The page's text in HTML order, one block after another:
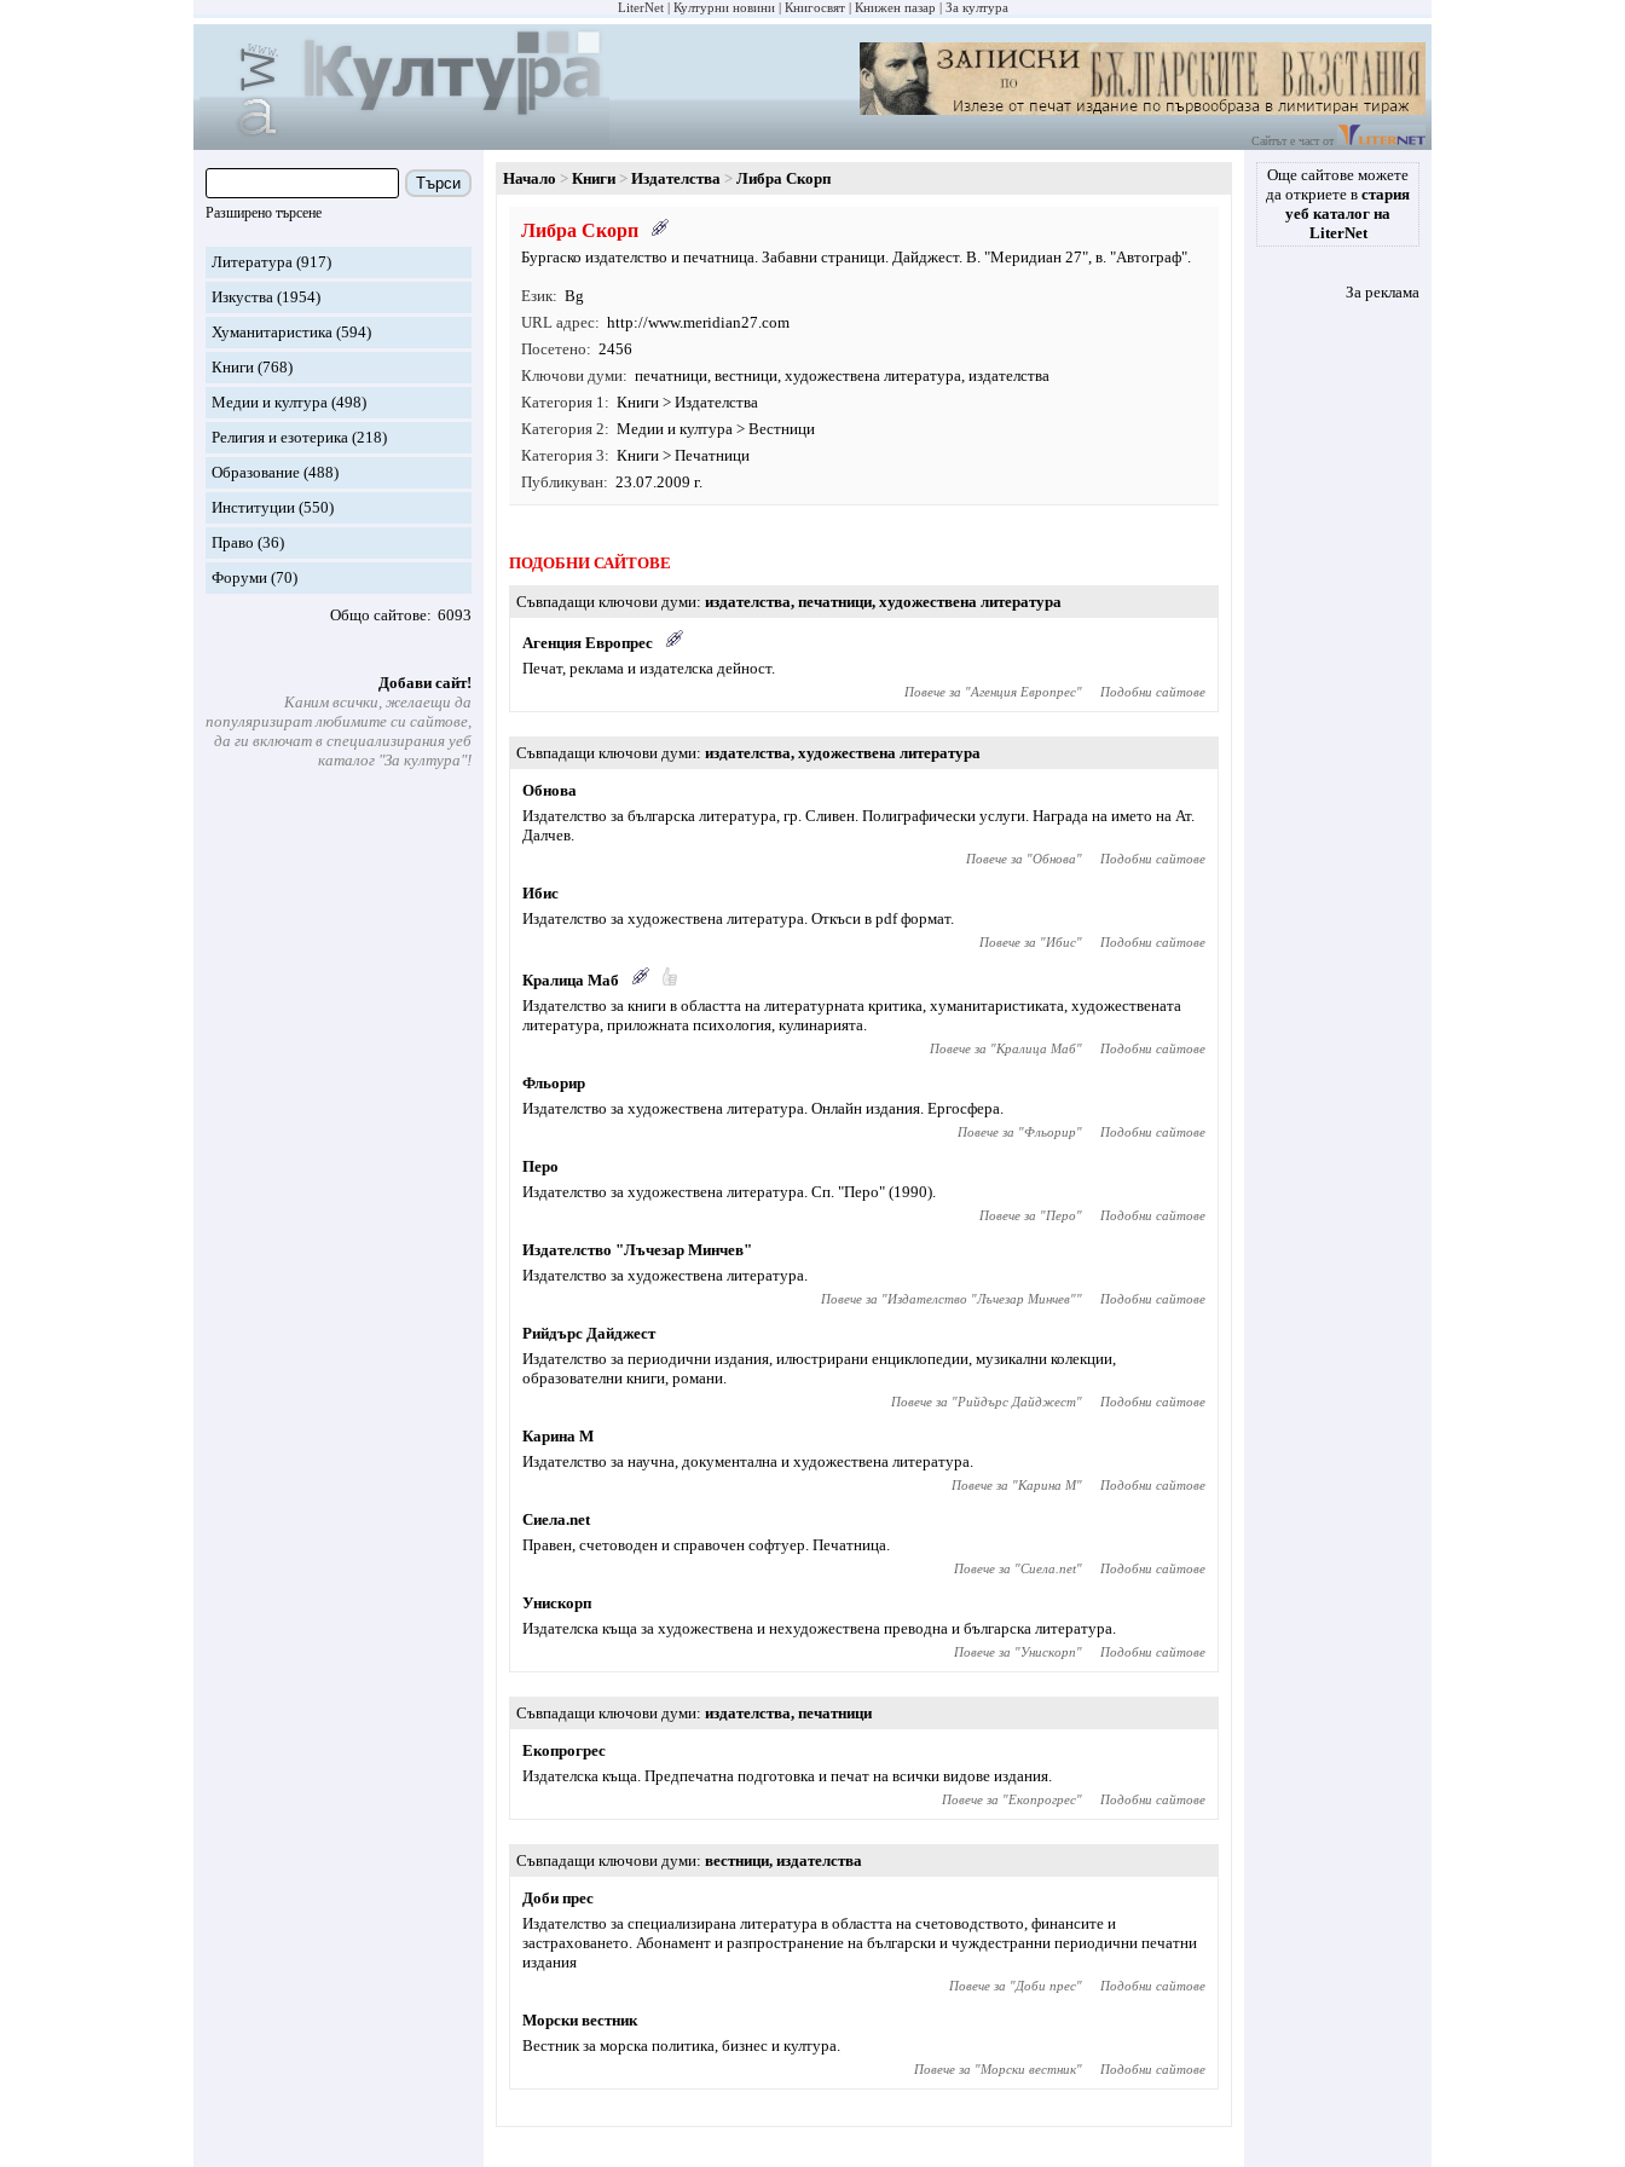
LiterNet Културни новини Книгосвят Книжен пазар За култура
Сайтът е част от
Търси
Разширено търсене
Литература (917)
Изкуства (1954)
Хуманитаристика (594)
Книги (768)
Медии и култура (498)
Религия и езотерика (218)
Образование (488)
Институции (550)
Право (36)
Форуми (70)
Общо сайтове 6093
Добави сайт!
Каним всички, желаещи да
популяризират любимите си сайтове,
да ги включат в специализирания уеб
каталог "За култура"!
Начало Книги Издателства Либра Скорп
Либра Скорп
Бургаско издателство и печатница. Забавни страници. Дайджест. В. "Меридиан 27", в. "Автограф".
Език
Bg
URL адрес
http://www.meridian27.com
Посетено
2456
Ключови думи
печатници, вестници, художествена литература, издателства
Категория 1
Книги > Издателства
Категория 2
Медии и култура > Вестници
Категория 3
Книги > Печатници
Публикуван
23.07.2009 г.
ПОДОБНИ САЙТОВЕ
Съвпадащи ключови думи издателства, печатници, художествена литература
Агенция Европрес
Печат, реклама и издателска дейност.
Повече за "Агенция Европрес" Подобни сайтове
Съвпадащи ключови думи издателства, художествена литература
Обнова
Издателство за българска литература, гр. Сливен. Полиграфически услуги. Награда на името на Ат.
Далчев.
Повече за "Обнова" Подобни сайтове
Ибис
Издателство за художествена литература. Откъси в pdf формат.
Повече за "Ибис" Подобни сайтове
Кралица Маб
Издателство за книги в областта на литературната критика, хуманитаристиката, художествената
литература, приложната психология, кулинарията.
Повече за "Кралица Маб" Подобни сайтове
Фльорир
Издателство за художествена литература. Онлайн издания. Ергосфера.
Повече за "Фльорир" Подобни сайтове
Перо
Издателство за художествена литература. Сп. "Перо" (1990).
Повече за "Перо" Подобни сайтове
Издателство "Лъчезар Минчев"
Издателство за художествена литература.
Повече за "Издателство "Лъчезар Минчев"" Подобни сайтове
Рийдърс Дайджест
Издателство за периодични издания, илюстрирани енциклопедии, музикални колекции,
образователни книги, романи.
Повече за "Рийдърс Дайджест" Подобни сайтове
Карина М
Издателство за научна, документална и художествена литература.
Повече за "Карина М" Подобни сайтове
Сиела.net
Правен, счетоводен и справочен софтуер. Печатница.
Повече за "Сиела.net" Подобни сайтове
Унискорп
Издателска къща за художествена и нехудожествена преводна и българска литература.
Повече за "Унискорп" Подобни сайтове
Съвпадащи ключови думи издателства, печатници
Екопрогрес
Издателска къща. Предпечатна подготовка и печат на всички видове издания.
Повече за "Екопрогрес" Подобни сайтове
Съвпадащи ключови думи вестници, издателства
Доби прес
Издателство за специализирана литература в областта на счетоводството, финансите и
застраховането. Абонамент и разпространение на български и чуждестранни периодични печатни
издания
Повече за "Доби прес" Подобни сайтове
Морски вестник
Вестник за морска политика, бизнес и култура.
Повече за "Морски вестник" Подобни сайтове
Още сайтове можете
да откриете в стария
уеб каталог на
LiterNet
За реклама